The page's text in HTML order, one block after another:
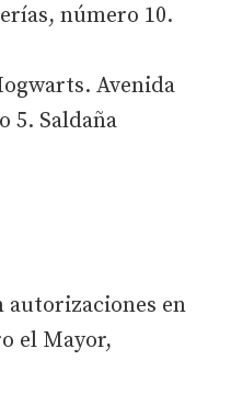
número 10.
Avenida
5. Saldaña
autorizaciones en
el Mayor,